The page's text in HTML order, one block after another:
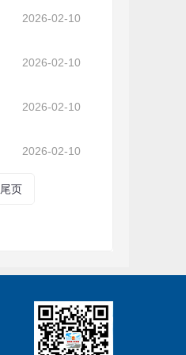
2026-02-10
2026-02-10
2026-02-10
2026-02-10
尾页